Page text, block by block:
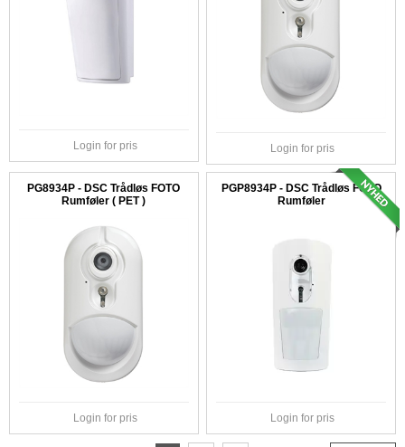
Login for pris Login for pris
PG8934P - DSC Trådløs FOTO
Rumføler ( PET )
Login for pris
PGP8934P - DSC Trådløs FOTO
Rumføler
Login for pris